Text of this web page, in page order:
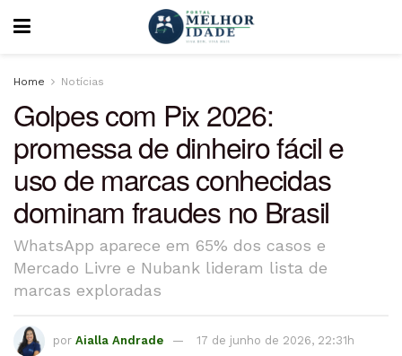
Home Notícias
Golpes com Pix 2026:
promessa de dinheiro fácil e
uso de marcas conhecidas
dominam fraudes no Brasil
WhatsApp aparece em 65% dos casos e
Mercado Livre e Nubank lideram lista de
marcas exploradas
por Aialla Andrade 17 de junho de 2026, 22:31h